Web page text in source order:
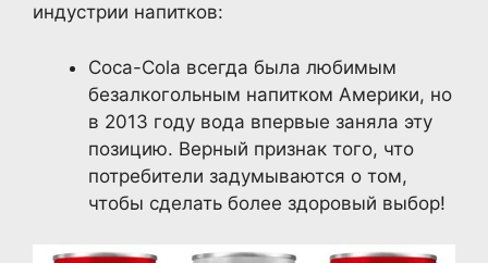
индустрии напитков:
Coca-Cola всегда была любимым
безалкогольным напитком Америки, но
в 2013 году вода впервые заняла эту
позицию. Верный признак того, что
потребители задумываются о том,
чтобы сделать более здоровый выбор!